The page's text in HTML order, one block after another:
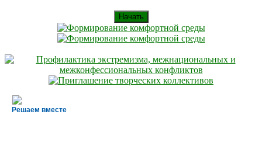
Начать
Решаем вместе